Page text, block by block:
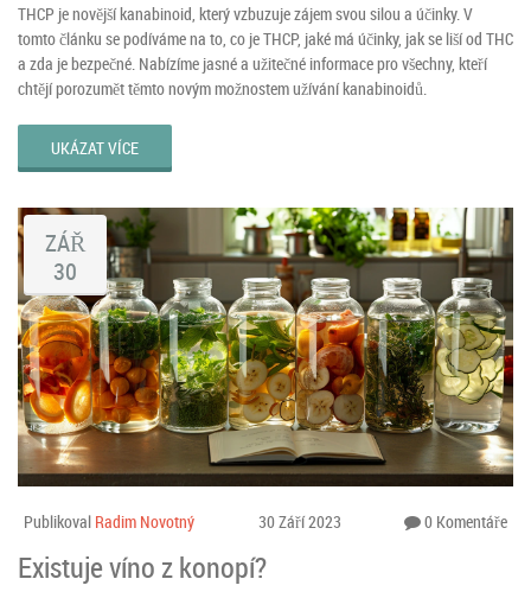
THCP je novější kanabinoid, který vzbuzuje zájem svou silou a účinky. V
tomto článku se podíváme na to, co je THCP, jaké má účinky, jak se liší od THC
a zda je bezpečné. Nabízíme jasné a užitečné informace pro všechny, kteří
chtějí porozumět těmto novým možnostem užívání kanabinoidů.
UKÁZAT VÍCE
ZÁŘ
30
Publikoval Radim Novotný 30 Září 2023 0 Komentáře
Existuje víno z konopí?